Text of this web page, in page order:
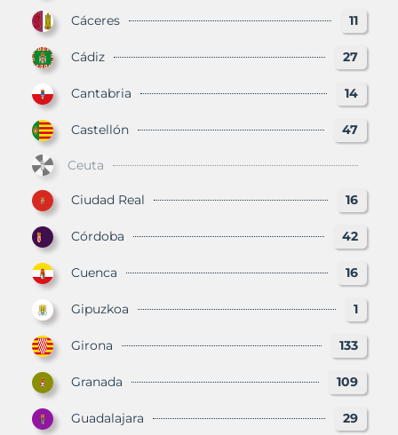
Cáceres 11
Cádiz 27
Cantabria 14
Castellón 47
Ceuta
Ciudad Real 16
Córdoba 42
Cuenca 16
Gipuzkoa 1
Girona 133
Granada 109
Guadalajara 29